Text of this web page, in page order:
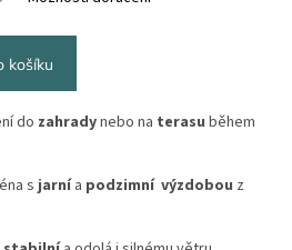
košíku
do zahradynebo na terasu během
sjarnía podzimní výzdobou z